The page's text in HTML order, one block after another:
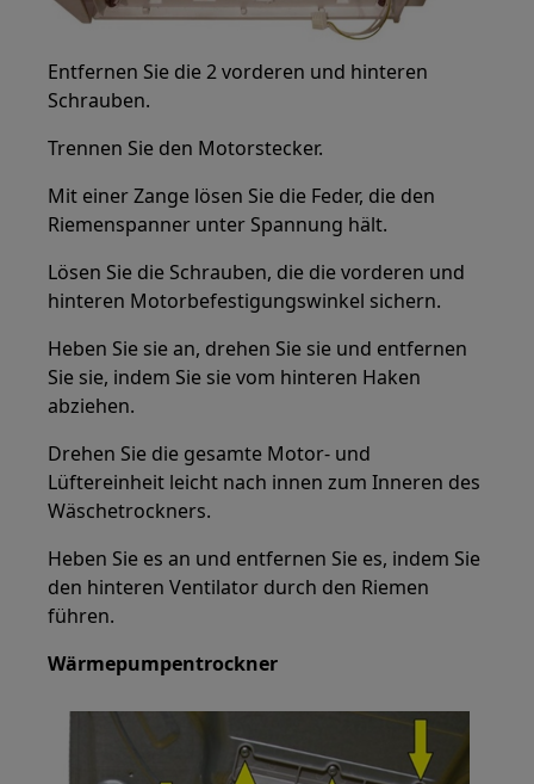
Entfernen Sie die 2 vorderen und hinteren
Schrauben.
Trennen Sie den Motorstecker.
Mit einer Zange lösen Sie die Feder, die den
Riemenspanner unter Spannung hält.
Lösen Sie die Schrauben, die die vorderen und
hinteren Motorbefestigungswinkel sichern.
Heben Sie sie an, drehen Sie sie und entfernen
Sie sie, indem Sie sie vom hinteren Haken
abziehen.
Drehen Sie die gesamte Motor- und
Lüftereinheit leicht nach innen zum Inneren des
Wäschetrockners.
Heben Sie es an und entfernen Sie es, indem Sie
den hinteren Ventilator durch den Riemen
führen.
Wärmepumpentrockner